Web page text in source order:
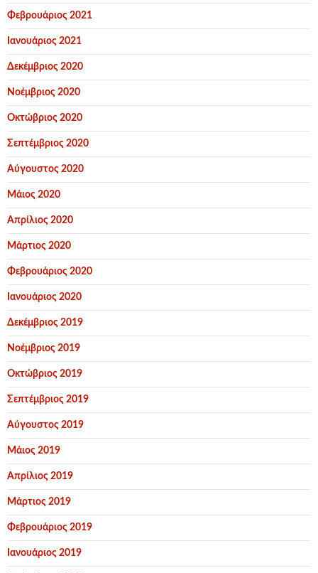
Φεβρουάριος 2021
Ιανουάριος 2021
Δεκέμβριος 2020
Νοέμβριος 2020
Οκτώβριος 2020
Σεπτέμβριος 2020
Αύγουστος 2020
Μάιος 2020
Απρίλιος 2020
Μάρτιος 2020
Φεβρουάριος 2020
Ιανουάριος 2020
Δεκέμβριος 2019
Νοέμβριος 2019
Οκτώβριος 2019
Σεπτέμβριος 2019
Αύγουστος 2019
Μάιος 2019
Απρίλιος 2019
Μάρτιος 2019
Φεβρουάριος 2019
Ιανουάριος 2019